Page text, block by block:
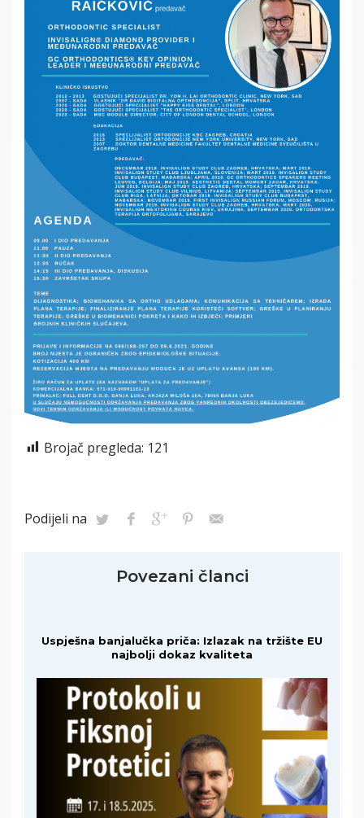
Brojač pregleda: 121
Podijeli na
Povezani članci
Uspješna banjalučka priča: Izlazak na tržište EU
najbolji dokaz kvaliteta